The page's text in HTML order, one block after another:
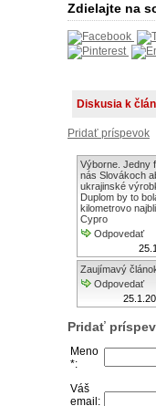
Zdielajte na
Diskusia k
Pridať príspevok
Výborne. Jedny
nás Slovákoch
ukrajinské
Duplom by to
kilometrovo
Cypro
Odpovedať
Zaujímavý
Odpovedať
Pridať
Meno
*:
Váš
email: